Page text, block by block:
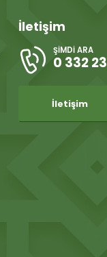
İletişim
ŞIMDI ARA
0 332
İletişim